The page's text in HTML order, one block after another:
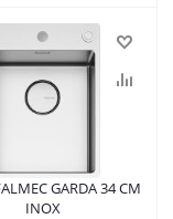
GARDA 34 CM
INOX